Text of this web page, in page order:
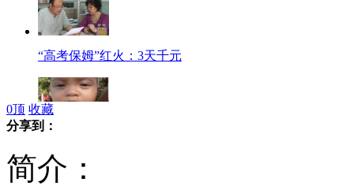
“高考保姆”红火：3天千元
0顶 收藏
分享到：
简介：